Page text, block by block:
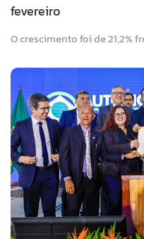
fevereiro
O crescimento foi de 21,2%